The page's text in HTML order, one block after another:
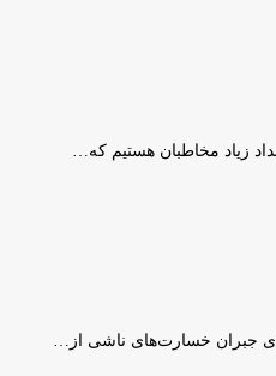
زیاد مخاطبان هستیم که…
جبران خسارت‌های ناشی از…